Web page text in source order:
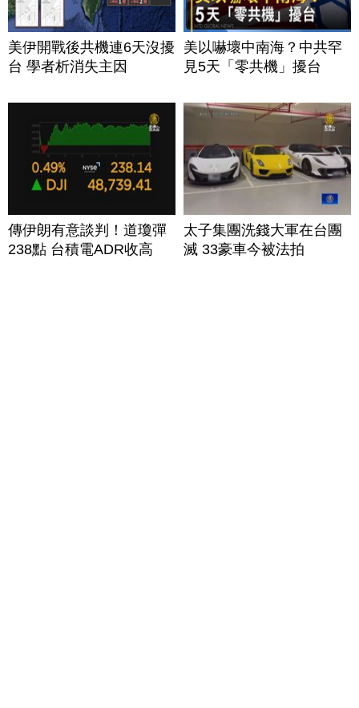
美伊開戰後共機連6天沒擾
台 學者析消失主因
美以嚇壞中南海？中共罕
見5天「零共機」擾台
傳伊朗有意談判！道瓊彈
238點 台積電ADR收高
太子集團洗錢大軍在台團
滅 33豪車今被法拍